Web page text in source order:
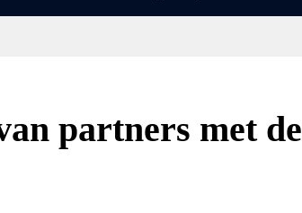
partners met